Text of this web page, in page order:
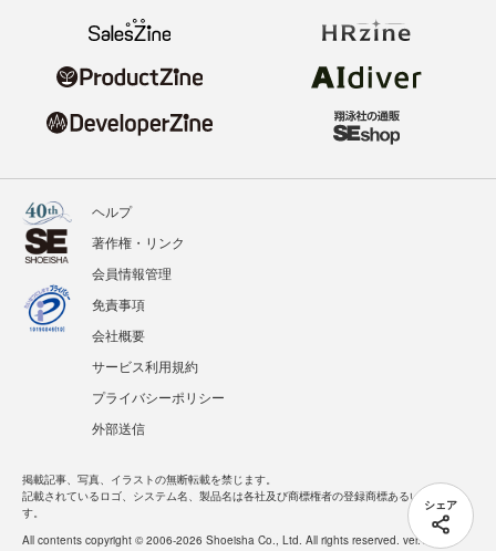
シェア
ヘルプ
著作権・リンク
会員情報管理
免責事項
会社概要
サービス利用規約
プライバシーポリシー
外部送信
掲載記事、写真、イラストの無断転載を禁じます。
記載されているロゴ、システム名、製品名は各社及び商標権者の登録商標あるいは商標で
す。
All contents copyright © 2006-2026 Shoeisha Co., Ltd. All rights reserved. ver.1.5